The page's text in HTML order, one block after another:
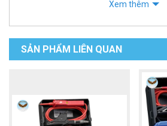
Xem thêm
SẢN PHẨM LIÊN QUAN